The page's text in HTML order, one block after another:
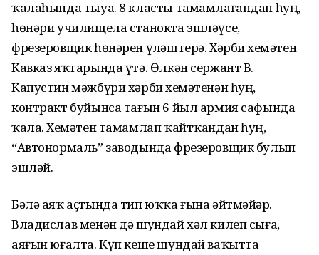
ҡалаһында тыуа. 8 класты тамамлағандан һуң,
һөнәри училищела станокта эшләүсе,
фрезеровщик һөнәрен үҙләштерә. Хәрби хеҙмәтен
Кавказ яҡтарында үтә. Өлкән сержант В.
Капустин мәжбүри хәрби хеҙмәтенән һуң,
контракт буйынса тағын 6 йыл армия сафында
ҡала. Хеҙмәтен тамамлап ҡайтҡандан һуң,
“Автонормаль” заводында фрезеровщик булып
эшләй.
Бәлә аяҡ аҫтында тип юҡҡа ғына әйтмәйҙәр.
Владислав менән дә шундай хәл килеп сыға,
аяғын юғалта. Күп кеше шундай ваҡытта